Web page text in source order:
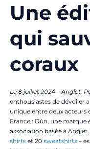
Une
qui
coraux
Le 8 juillet 2024 – Anglet,
enthousiastes de dévoiler
unique entre deux acteurs
France : Dùn, une marque
association basée à
shirts et 20 sweatshirts –